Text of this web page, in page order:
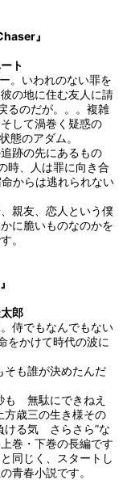
』
ト
。いわれのない罪を
の地に住む友人に請
るのだが。。。複雑
して渦巻く疑惑の
態のアダム。
跡の先にあるもの
、人は罪に向き合
からは逃れられない
親友、恋人という僕
に脆いものなのかを
。
郎
侍でもなんでもない
をかけて時代の波に
そも誰が決めたんだ
も 無駄にできねえ
方歳三の生き様その
ける気 さらさら”な
巻・下巻の長編です
同じく、スタートし
青春小説です。